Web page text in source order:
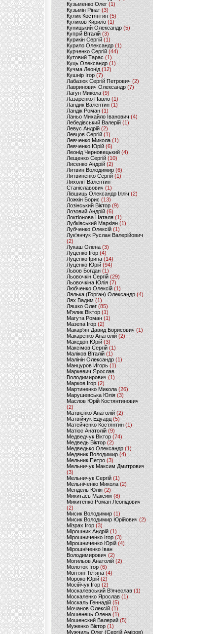
Кузьменко Олег (1)
Кузьмін Рінат(3)
Кулик Костянтин(5)
Куликов Кирило (1)
Куницький Олександр (5)
Купрій Віталій (3)
Курикін Сергій(1)
Курило Олександр (1)
Курченко Сергій (44)
Кутовий Тарас (1)
Куць Олександр (1)
Кучма Леонід (12)
Кушнір Ігор(7)
Лабазюк Сергій Петрович (2)
Лавринович Олександр(7)
Лагун Микола(9)
Лазаренко Павло (1)
Ландик Валентин (1)
Ландік Роман (1)
Ланьо Михайло Іванович(4)
Лебедівський Валерій(1)
Левус Андрій(2)
Левцов Сергій (1)
Левченко Микола (1)
Левченко Юрій (6)
Леонід Черновецький (4)
Лещенко Сергій (10)
Лисенко Андрій (2)
Литвин Володимир (6)
Литвиненко Сергій (1)
Лихоліт Валентин
Станіславович (1)
Лівшиць Олександр Ілліч (2)
Ложкін Борис(13)
Лозінський Віктор(9)
Лозовий Андрій (6)
Локтіонова Наталя (1)
Лубківський Маркіян(1)
Лубченко Олексій (1)
Лук'янчук Руслан Валерійович
(2)
Лукаш Олена (3)
Луценко Ігор (4)
Луценко Ірина (14)
Луценко Юрій (94)
Львов Богдан (1)
Льовочкін Сергій (29)
Льовочкіна Юлія(7)
Любченко Олексій(1)
Лялька (Горган) Олександр(4)
Лях Вадим (1)
Ляшко Олег (85)
М'ялик Віктор(1)
Магута Роман(1)
Мазепа Ігор (2)
Макар'ян Давид Борисович(1)
Макаренко Анатолій (2)
Македон Юрій(3)
Максімов Сергій (1)
Маліков Віталій (1)
Малінін Олександр (1)
Манцуров Игорь (1)
Маркевич Ярослав
Володимирович (1)
Марков Ігор (2)
Мартиненко Микола (26)
Марушевська Юлія (3)
Маслов Юрій Костянтинович
(2)
Матвієнко Анатолій (2)
Матвійчук Едуард(5)
Матейченко Костянтин (1)
Матіос Анатолій (9)
Медведчук Віктор(74)
Медведь Віктор (2)
Медведько Олександр (1)
Медяник Володимир(4)
Мельник Петро (3)
Мельничук Максим Дмитрович
(3)
Мельничук Сергій (1)
Мельніченко Микола (2)
Мендель Юлія (2)
Микитась Максим (8)
Микитенко Роман Леонідович
(2)
Мисик Володимир (1)
Мисик Володимир Юрійович(2)
Мізрах Ігор(3)
Мірошник Андрій(1)
Мірошниченко Ігор (3)
Мірошниченко Юрій(4)
Мірошніченко Іван
Володимирович (2)
Могильов Анатолій (2)
Молоток Ігор (6)
Монтян Тетяна (4)
Мороко Юрій(2)
Мосійчук Ігор (2)
Москалевський В'ячеслав (1)
Москаленко Ярослав (1)
Москаль Геннадій (5)
Мочанов Олексій(1)
Мошенець Олена(1)
Мошенский Валерий (5)
Муженко Віктор (1)
Мужчиль Олег (Сергій Аміров)